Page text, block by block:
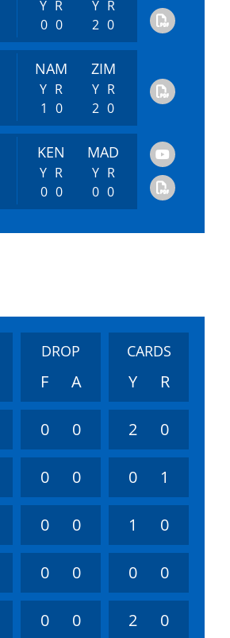
Y R
0 0
Y R
2 0
NAM ZIM
Y R
1 0
Y R
2 0
KEN MAD
Y R
0 0
Y R
0 0
DROP CARDS
F A Y
R
0 0 2
0
0 0 0
1
0 0 1
0
0 0 0
0
0 0 2
0